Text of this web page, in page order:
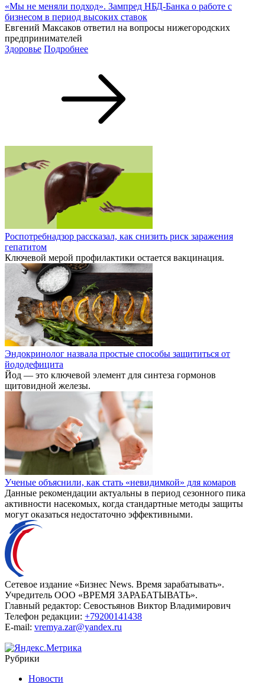
«Мы не меняли подход». Зампред НБД-Банка о работе с
бизнесом в период высоких ставок
Евгений Максаков ответил на вопросы нижегородских
предпринимателей
Здоровье Подробнее
Роспотребнадзор рассказал, как снизить риск заражения
гепатитом
Ключевой мерой профилактики остается вакцинация.
Эндокринолог назвала простые способы защититься от
йододефицита
Йод — это ключевой элемент для синтеза гормонов
щитовидной железы.
Ученые объяснили, как стать «невидимкой» для комаров
Данные рекомендации актуальны в период сезонного пика
активности насекомых, когда стандартные методы защиты
могут оказаться недостаточно эффективными.
Сетевое издание «Бизнес News. Время зарабатывать».
Учредитель ООО «ВРЕМЯ ЗАРАБАТЫВАТЬ».
Главный редактор: Севостьянов Виктор Владимирович
Телефон редакции: +79200141438
E-mail: vremya.zar@yandex.ru
Рубрики
Новости